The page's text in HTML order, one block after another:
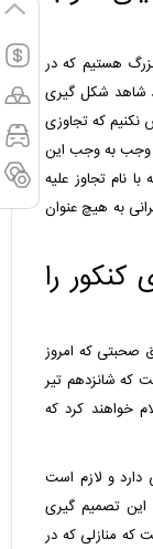
هستیم که در
شاهد شکل گیری
که تجاوزی
وجب به وجب این
نام تجاوز علیه
به هیچ عنوان
کنکور را
۱۴۰۴ بیان کرد: طبق صحبتی که امروز
که شانزدهم تیر
خواهند کرد که
دارد و لازم است
این تصمیم گیری
که منازلی که در